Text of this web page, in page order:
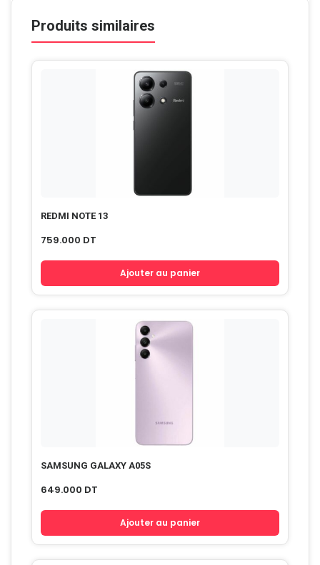
Produits similaires
REDMI NOTE 13
759.000 DT
Ajouter au panier
SAMSUNG GALAXY A05S
649.000 DT
Ajouter au panier